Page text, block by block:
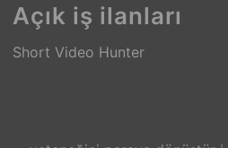
Açık iş ilanları
Short Video Hunter